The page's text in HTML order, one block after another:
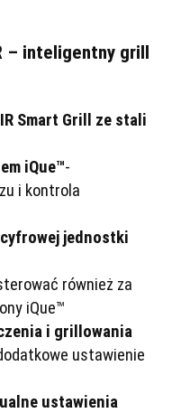
– inteligentny grill
Smart Grill ze stali
iQue™-
i kontrola
cyfrowej jednostki
również za
iQue™
i grillowania
ustawienie
ustawienia